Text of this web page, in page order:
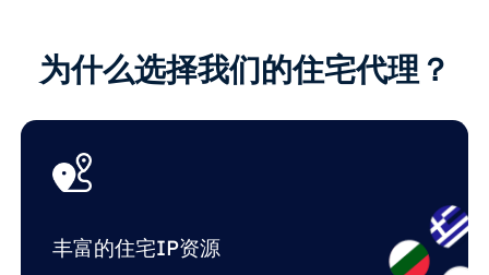
为什么选择我们的住宅代理？
丰富的住宅IP资源